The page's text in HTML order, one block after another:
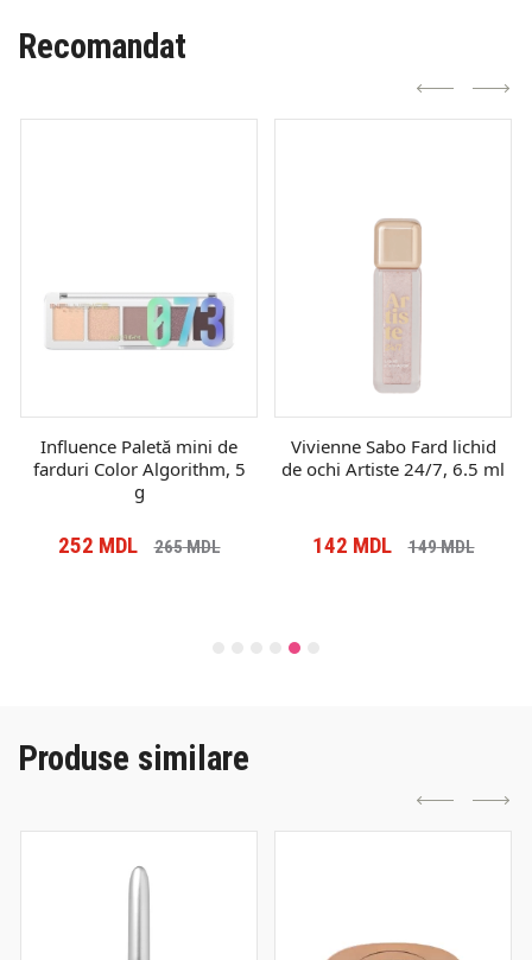
Recomandat
Influence Paletă mini de
farduri Color Algorithm, 5
g
252 MDL 265MDL
Vivienne Sabo Fard lichid
de ochi Artiste 24/7, 6.5 ml
142 MDL 149MDL
Produse similare